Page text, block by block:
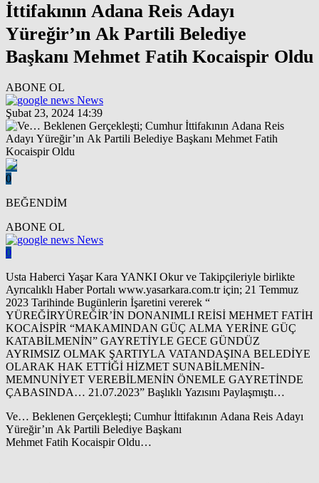
İttifakının Adana Reis Adayı
Yüreğir’ın Ak Partili Belediye
Başkanı Mehmet Fatih Kocaispir Oldu
ABONE OL
News
Şubat 23, 2024 14:39
0
BEĞENDİM
ABONE OL
News
0
Usta Haberci Yaşar Kara YANKI Okur ve Takipçileriyle birlikte
Ayrıcalıklı Haber Portalı www.yasarkara.com.tr için; 21 Temmuz
2023 Tarihinde Bugünlerin İşaretini vererek “
YÜREĞİRYÜREĞİR’İN DONANIMLI REİSİ MEHMET FATİH
KOCAİSPİR “MAKAMINDAN GÜÇ ALMA YERİNE GÜÇ
KATABİLMENİN” GAYRETİYLE GECE GÜNDÜZ
AYRIMSIZ OLMAK ŞARTIYLA VATANDAŞINA BELEDİYE
OLARAK HAK ETTİĞİ HİZMET SUNABİLMENİN-
MEMNUNİYET VEREBİLMENİN ÖNEMLE GAYRETİNDE
ÇABASINDA… 21.07.2023” Başlıklı Yazısını Paylaşmıştı…
Ve… Beklenen Gerçekleşti; Cumhur İttifakının Adana Reis Adayı
Yüreğir’ın Ak Partili Belediye Başkanı
Mehmet Fatih Kocaispir Oldu…